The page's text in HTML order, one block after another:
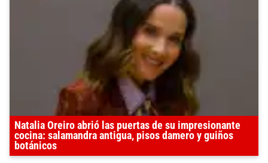
Natalia Oreiro abrió las puertas de su impresionante
cocina: salamandra antigua, pisos damero y guiños
botánicos